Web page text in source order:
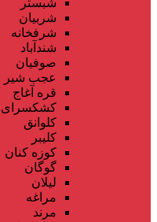
شربیان
شرفخانه
شندآباد
صوفیان
عجب شیر
قره آغاج
کشکسرای
کلوانق
کلیبر
کوزه کنان
گوگان
لیلان
مراغه
مرند